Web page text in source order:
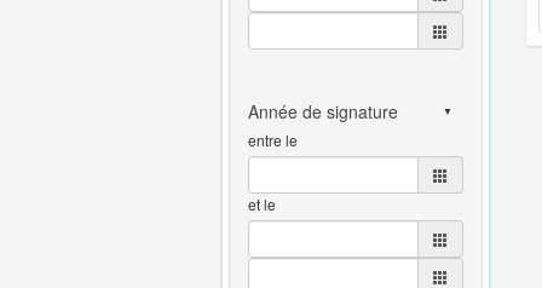
entre le
et le